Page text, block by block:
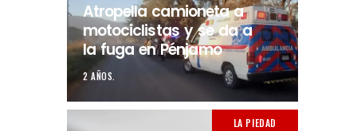
Atropella camioneta a
motociclistas y se da a
la fuga en Pénjamo
2 AÑOS.
LA PIEDAD